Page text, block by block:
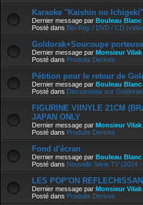
Karaoke "Kaishin no
Dernier message par Bouleau Blanc
Posté dans Blu-Ray / DVD / CD
Goldorak+Soucoupe
Dernier message par Monsieur Vilak
Posté dans Produits Derives
Pétition pour le retour de
Dernier message par Bouleau Blanc
Posté dans Discussions sur Goldorak
FIGURINE VIINYLE 21CM
JAPAN ONLY
Dernier message par Monsieur Vilak
Posté dans Produits Derives
Fond d'écran
Dernier message par Bouleau Blanc
Posté dans Nouvelle Série TV (2024 -
LES POP'ON
Dernier message par Monsieur Vilak
Posté dans Produits Derives